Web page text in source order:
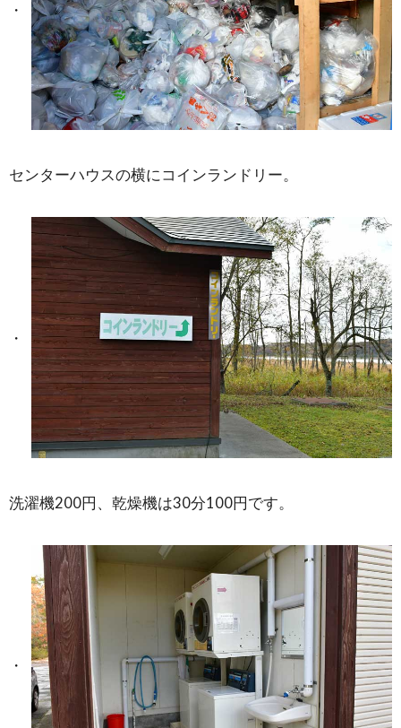
センターハウスの横にコインランドリー。
洗濯機200円、乾燥機は30分100円です。